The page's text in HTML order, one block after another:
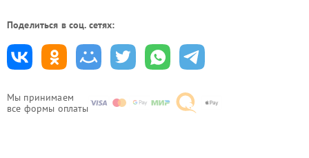
Мы принимаем
все формы оплаты
Поделиться в соц. сетях: